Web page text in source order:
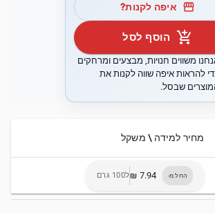
storefront איפה לקנות?
add_shopping_cart הוסף לסל
משווים חנויות, מבצעים ומרחקים
להראות איפה שווה לקנות את
שבסל.
מחיר למידה \ משקל
החל מ- ל100 גרם